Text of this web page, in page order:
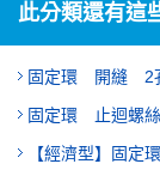
此分類還有這
固定環 開縫 2
固定環 止迴螺
【經濟型】固定